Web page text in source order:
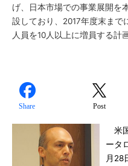
げ、日本市場での事業展開を
設しており、2017年度末まで
人員を10人以上に増員する計
Share Post
米
ータ
月28